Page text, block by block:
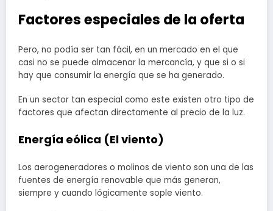
Factores especiales de la oferta
Pero, no podía ser tan fácil, en un mercado en el que
casi no se puede almacenar la mercancía, y que si o si
hay que consumir la energía que se ha generado.
En un sector tan especial como este existen otro tipo de
factores que afectan directamente al precio de la luz.
Energía eólica (El viento)
Los aerogeneradores o molinos de viento son una de las
fuentes de energía renovable que más generan,
siempre y cuando lógicamente sople viento.